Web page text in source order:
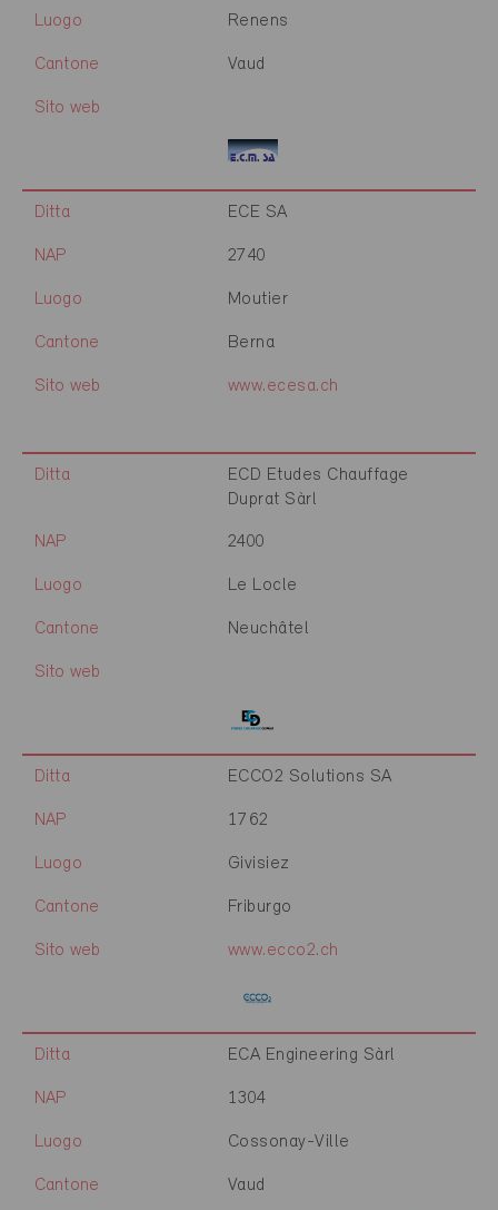
Luogo Renens
Cantone Vaud
Sito web
Ditta ECE SA
NAP 2740
Luogo Moutier
Cantone Berna
Sito web www.ecesa.ch
Ditta
ECD Etudes Chauffage
Duprat Sàrl
NAP 2400
Luogo Le Locle
Cantone Neuchâtel
Sito web
Ditta ECCO2 Solutions SA
NAP 1762
Luogo Givisiez
Cantone Friburgo
Sito web www.ecco2.ch
Ditta ECA Engineering Sàrl
NAP 1304
Luogo Cossonay-Ville
Cantone Vaud